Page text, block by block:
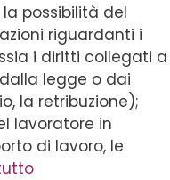
possibilità del
riguardanti i
i diritti collegati a
legge o dai
la retribuzione);
lavoratore in
di lavoro, le